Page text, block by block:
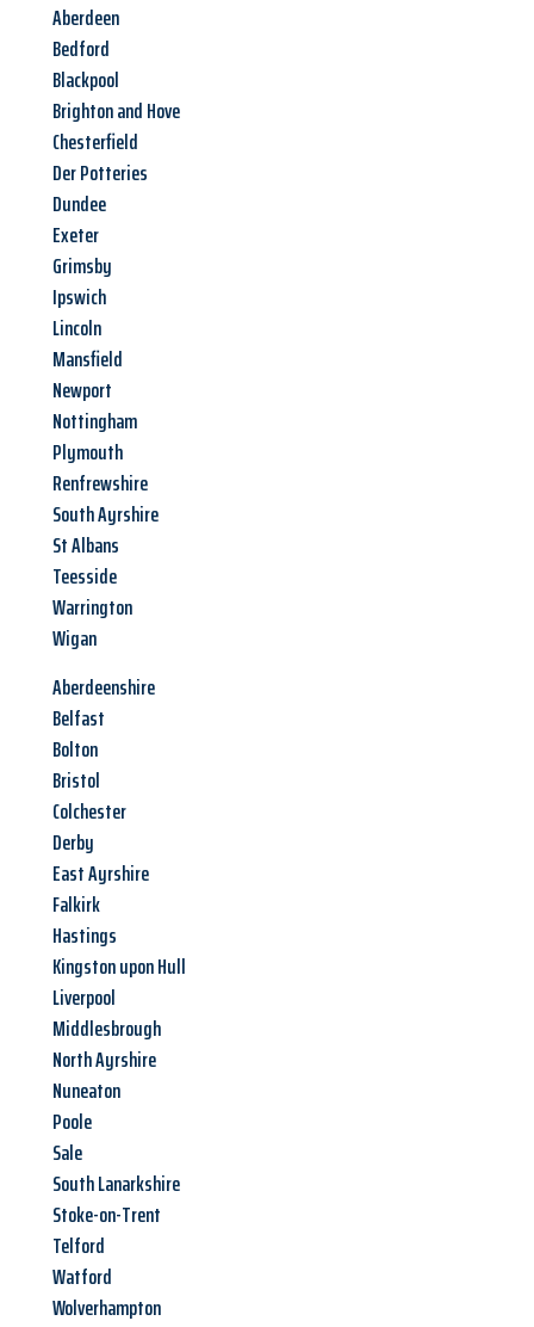
Aberdeen
Bedford
Blackpool
Brighton and Hove
Chesterfield
Der Potteries
Dundee
Exeter
Grimsby
Ipswich
Lincoln
Mansfield
Newport
Nottingham
Plymouth
Renfrewshire
South Ayrshire
St Albans
Teesside
Warrington
Wigan
Aberdeenshire
Belfast
Bolton
Bristol
Colchester
Derby
East Ayrshire
Falkirk
Hastings
Kingston upon Hull
Liverpool
Middlesbrough
North Ayrshire
Nuneaton
Poole
Sale
South Lanarkshire
Stoke-on-Trent
Telford
Watford
Wolverhampton